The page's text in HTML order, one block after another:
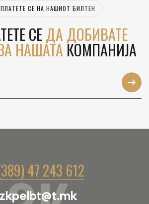
СЕ НА НАШИОТ БИЛТЕН
СЕДА ДОБИВАТЕ
НАШАТА КОМПАНИЈА
47 243 612
zkpelbt@t.mk